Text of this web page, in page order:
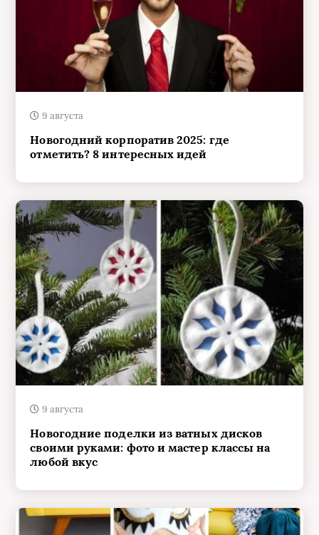
9 августа
Новогодний корпоратив 2025: где
отметить? 8 интересных идей
9 августа
Новогодние поделки из ватных дисков
своими руками: фото и мастер классы на
любой вкус